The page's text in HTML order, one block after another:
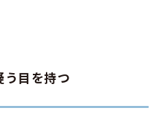
う目を持つ